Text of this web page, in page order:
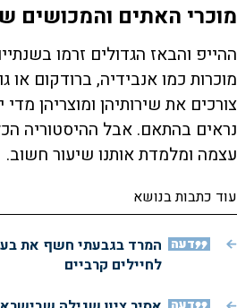
מוכרי האתים והמכושים
ההייפ והבאז הגדולים זרמו
מוכרות כמו אנבידיה, ברודקום או
צורכים את שירותיהן ומוצריהן
נראים בהתאם. אבל ההיסטוריה
עצמה ומלמדת אותנו שיעור חשוב.
עוד כתבות בנושא
דעה המרד בגבעתי חשף את
לחיילים קרביים